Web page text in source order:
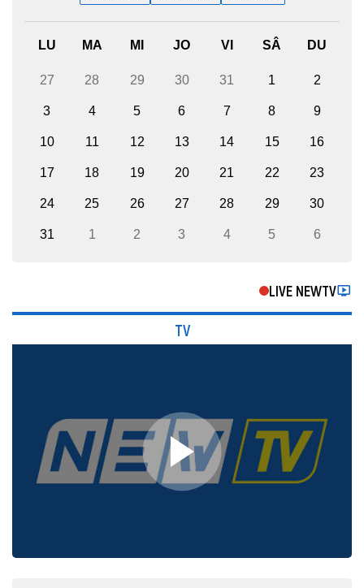
LU MA MI JO VI SÂ DU
27 28 29 30 31 1 2
3 4 5 6 7 8 9
10 11 12 13 14 15 16
17 18 19 20 21 22 23
24 25 26 27 28 29 30
31 1 2 3 4 5 6
LIVE NEWTV
TV